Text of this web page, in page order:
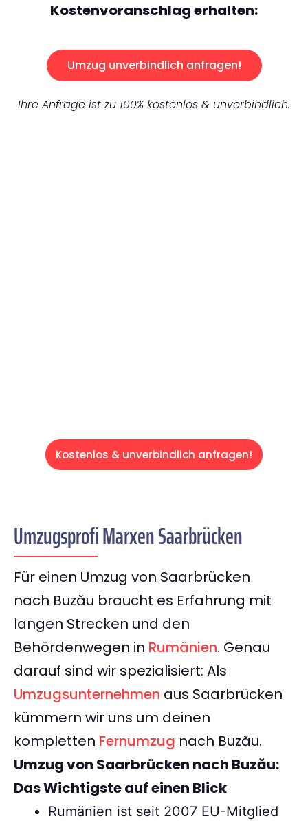
Kostenvoranschlag erhalten:
Umzug unverbindlich anfragen!
Ihre Anfrage ist zu 100% kostenlos & unverbindlich.
Kostenlos & unverbindlich anfragen!
Umzugsprofi Marxen Saarbrücken
Für einen Umzug von Saarbrücken
nach Buzău braucht es Erfahrung mit
langen Strecken und den
Behördenwegen in Rumänien. Genau
darauf sind wir spezialisiert: Als
Umzugsunternehmen aus Saarbrücken
kümmern wir uns um deinen
kompletten Fernumzug nach Buzău.
Umzug von Saarbrücken nach Buzău:
Das Wichtigste auf einen Blick
Rumänien ist seit 2007 EU-Mitglied